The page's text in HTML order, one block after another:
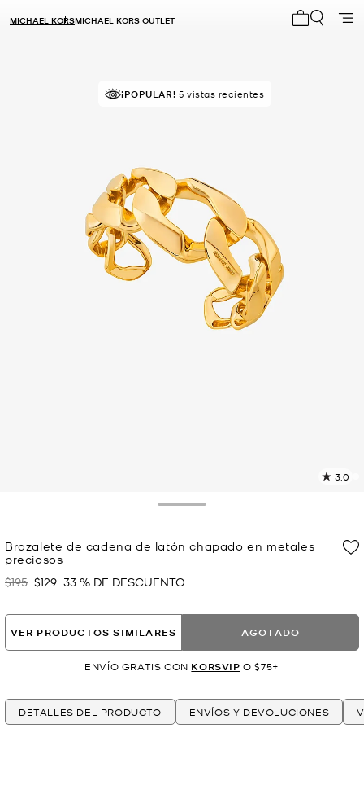
MICHAEL KORSMICHAEL KORS OUTLET
¡POPULAR! 5 vistas recientes
3.0
Brazalete de cadena de latón chapado en metales
preciosos
Era
$195 Ahora
$129 33 % DE DESCUENTO
VER PRODUCTOS SIMILARES AGOTADO
ENVÍO GRATIS CON KORSVIP O $75+
DETALLES DEL PRODUCTO ENVÍOS Y DEVOLUCIONES